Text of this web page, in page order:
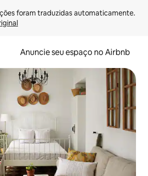
Anuncie seu espaço no Airbnb